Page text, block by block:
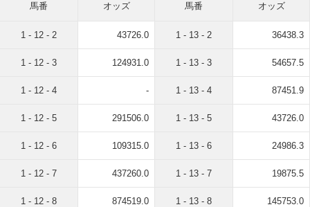
馬番 オッズ
1 - 12 - 2 43726.0
1 - 12 - 3 124931.0
1 - 12 - 4 -
1 - 12 - 5 291506.0
1 - 12 - 6 109315.0
1 - 12 - 7 437260.0
1 - 12 - 8 874519.0
馬番 オッズ
1 - 13 - 2 36438.3
1 - 13 - 3 54657.5
1 - 13 - 4 87451.9
1 - 13 - 5 43726.0
1 - 13 - 6 24986.3
1 - 13 - 7 19875.5
1 - 13 - 8 145753.0